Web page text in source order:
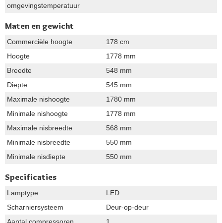
omgevingstemperatuur
Maten en gewicht
Commerciële hoogte
178 cm
Hoogte
1778 mm
Breedte
548 mm
Diepte
545 mm
Maximale nishoogte
1780 mm
Minimale nishoogte
1778 mm
Maximale nisbreedte
568 mm
Minimale nisbreedte
550 mm
Minimale nisdiepte
550 mm
Specificaties
Lamptype
LED
Scharniersysteem
Deur-op-deur
Aantal compressoren
1